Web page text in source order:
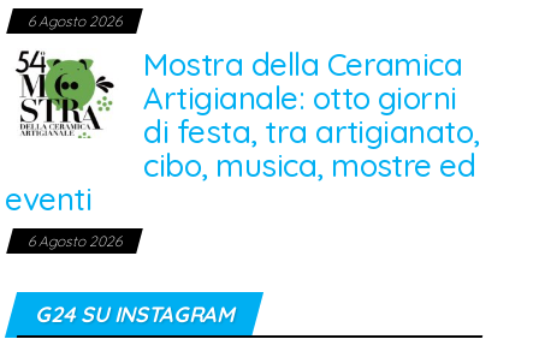
6 Agosto 2026
Mostra della Ceramica
Artigianale: otto giorni
di festa, tra artigianato,
cibo, musica, mostre ed
eventi
6 Agosto 2026
G24 SU INSTAGRAM